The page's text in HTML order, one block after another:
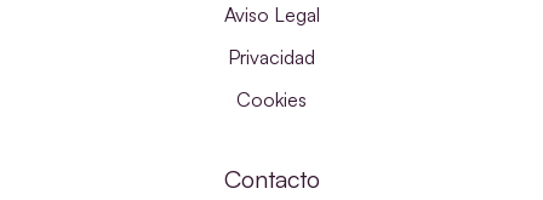
Aviso Legal
Privacidad
Cookies
Contacto